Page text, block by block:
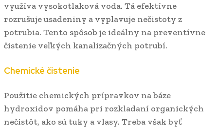
využíva vysokotlaková voda. Tá efektívne
rozrušuje usadeniny a vyplavuje nečistoty z
potrubia. Tento spôsob je ideálny na preventívne
čistenie veľkých kanalizačných potrubí.
Chemické čistenie
Použitie chemických prípravkov na báze
hydroxidov pomáha pri rozkladaní organických
nečistôt, ako sú tuky a vlasy. Treba však byť